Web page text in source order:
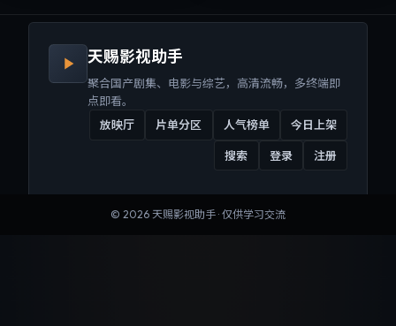
天赐影视助手
聚合国产剧集、电影与综艺，高清流畅，多终端即
点即看。
放映厅
片单分区 人气榜单 今日上架
搜索 登录 注册
© 2026 天赐影视助手 · 仅供学习交流